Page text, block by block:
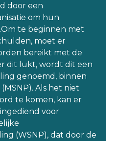
door een
om hun
te beginnen met
moet er
bereikt met de
dit lukt, wordt dit een
genoemd, binnen
Als het niet
te komen, kan er
voor
(WSNP), dat door de